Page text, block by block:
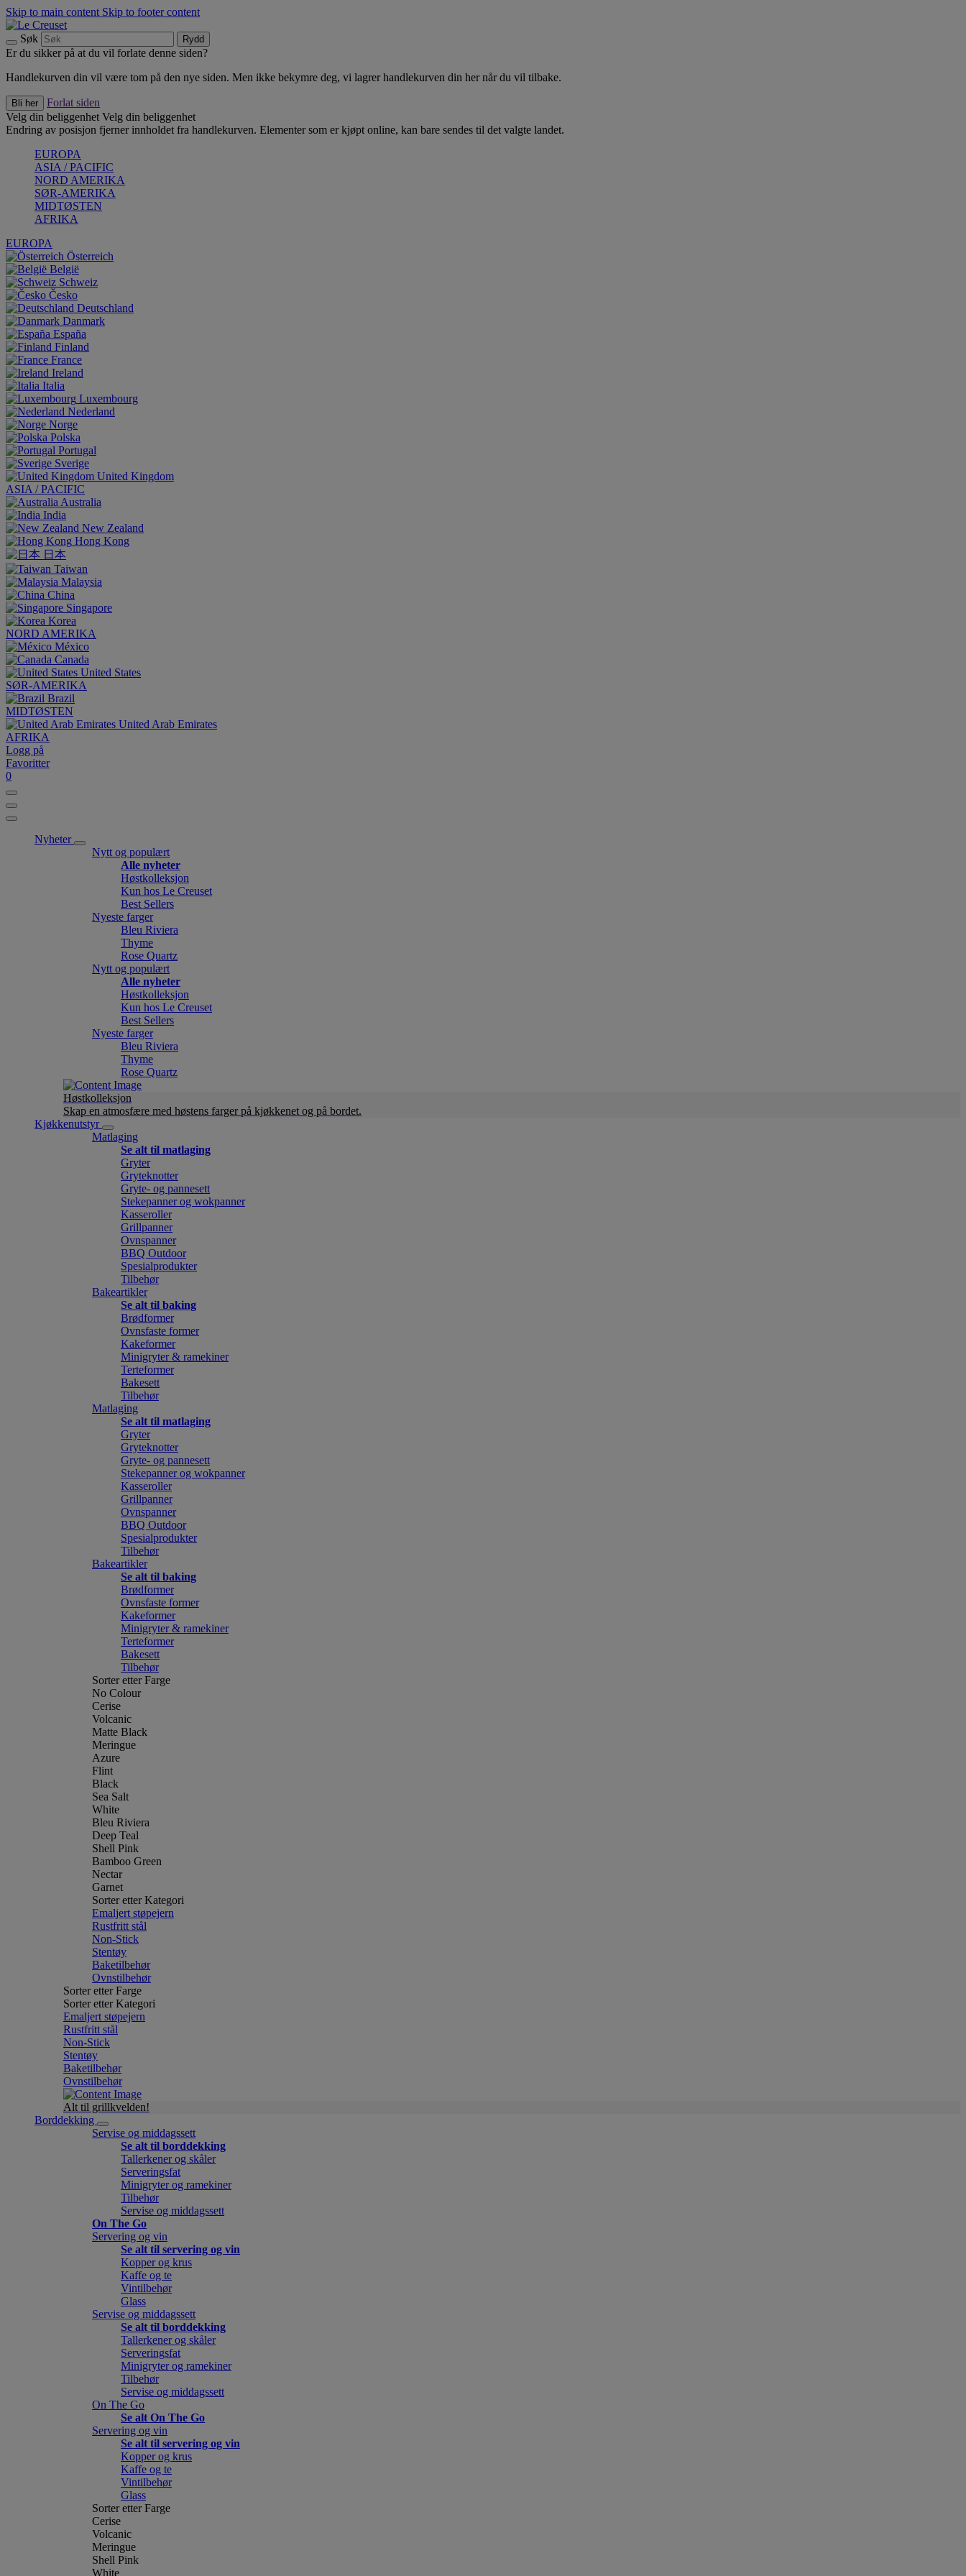
Skip to main content Skip to footer content
Søk Rydd
Er du sikker på at du vil forlate denne siden?
Handlekurven din vil være tom på den nye siden. Men ikke bekymre deg, vi lagrer handlekurven din her når du vil tilbake.
Bli her
Forlat siden
Velg din beliggenhet Velg din beliggenhet
Endring av posisjon fjerner innholdet fra handlekurven. Elementer som er kjøpt online, kan bare sendes til det valgte landet.
EUROPA
ASIA / PACIFIC
NORD AMERIKA
SØR-AMERIKA
MIDTØSTEN
AFRIKA
EUROPA
Österreich
België
Schweiz
Česko
Deutschland
Danmark
España
Finland
France
Ireland
Italia
Luxembourg
Nederland
Norge
Polska
Portugal
Sverige
United Kingdom
ASIA / PACIFIC
Australia
India
New Zealand
Hong Kong
日本
Taiwan
Malaysia
China
Singapore
Korea
NORD AMERIKA
México
Canada
United States
SØR-AMERIKA
Brazil
MIDTØSTEN
United Arab Emirates
AFRIKA
Logg på
Favoritter
0
Nyheter
Nytt og populært
Alle nyheter
Høstkolleksjon
Kun hos Le Creuset
Best Sellers
Nyeste farger
Bleu Riviera
Thyme
Rose Quartz
Nytt og populært
Alle nyheter
Høstkolleksjon
Kun hos Le Creuset
Best Sellers
Nyeste farger
Bleu Riviera
Thyme
Rose Quartz
Høstkolleksjon
Skap en atmosfære med høstens farger på kjøkkenet og på bordet.
Kjøkkenutstyr
Matlaging
Se alt til matlaging
Gryter
Gryteknotter
Gryte- og pannesett
Stekepanner og wokpanner
Kasseroller
Grillpanner
Ovnspanner
BBQ Outdoor
Spesialprodukter
Tilbehør
Bakeartikler
Se alt til baking
Brødformer
Ovnsfaste former
Kakeformer
Minigryter & ramekiner
Terteformer
Bakesett
Tilbehør
Matlaging
Se alt til matlaging
Gryter
Gryteknotter
Gryte- og pannesett
Stekepanner og wokpanner
Kasseroller
Grillpanner
Ovnspanner
BBQ Outdoor
Spesialprodukter
Tilbehør
Bakeartikler
Se alt til baking
Brødformer
Ovnsfaste former
Kakeformer
Minigryter & ramekiner
Terteformer
Bakesett
Tilbehør
Sorter etter Farge
No Colour
Cerise
Volcanic
Matte Black
Meringue
Azure
Flint
Black
Sea Salt
White
Bleu Riviera
Deep Teal
Shell Pink
Bamboo Green
Nectar
Garnet
Sorter etter Kategori
Emaljert støpejern
Rustfritt stål
Non-Stick
Stentøy
Baketilbehør
Ovnstilbehør
Sorter etter Farge
Sorter etter Kategori
Emaljert støpejern
Rustfritt stål
Non-Stick
Stentøy
Baketilbehør
Ovnstilbehør
Alt til grillkvelden!
Borddekking
Servise og middagssett
Se alt til borddekking
Tallerkener og skåler
Serveringsfat
Minigryter og ramekiner
Tilbehør
Servise og middagssett
On The Go
Servering og vin
Se alt til servering og vin
Kopper og krus
Kaffe og te
Vintilbehør
Glass
Servise og middagssett
Se alt til borddekking
Tallerkener og skåler
Serveringsfat
Minigryter og ramekiner
Tilbehør
Servise og middagssett
On The Go
Se alt On The Go
Servering og vin
Se alt til servering og vin
Kopper og krus
Kaffe og te
Vintilbehør
Glass
Sorter etter Farge
Cerise
Volcanic
Meringue
Shell Pink
White